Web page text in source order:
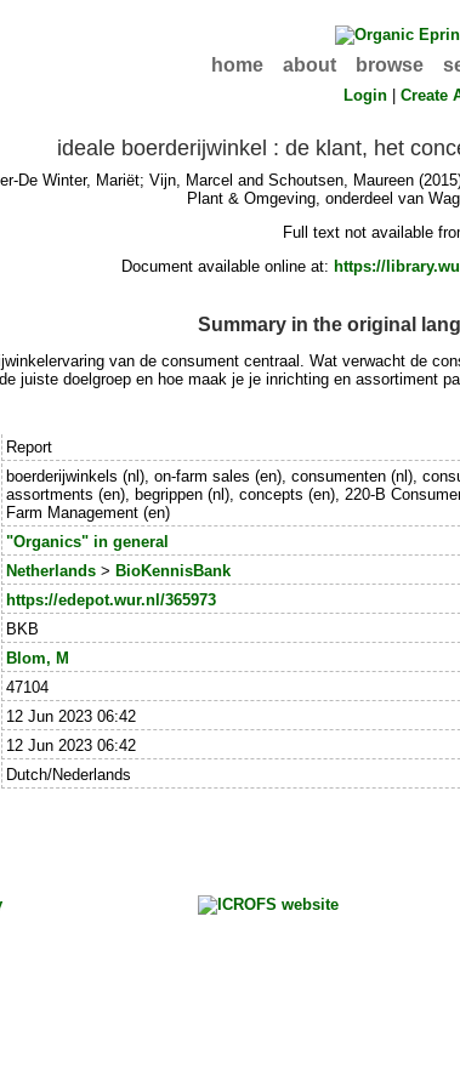
home about browse
Login |Create
ideale boerderijwinkel : de klant, het
De Winter, Mariët; Vijn, Marcel and Schoutsen, Maureen
Plant & Omgeving, onderdeel van
Full text not available
Document available online at: https://
Summary in the original
van de consument centraal. Wat verwacht de
juiste doelgroep en hoe maak je je inrichting en assortiment
Report
boerderijwinkels (nl), on-farm sales (en), consumenten (nl),
assortments (en), begrippen (nl), concepts (en), 220-B
Farm Management (en)
"Organics" in general
Netherlands > BioKennisBank
https://edepot.wur.nl/365973
BKB
Blom, M
47104
12 Jun 2023 06:42
12 Jun 2023 06:42
Dutch/Nederlands